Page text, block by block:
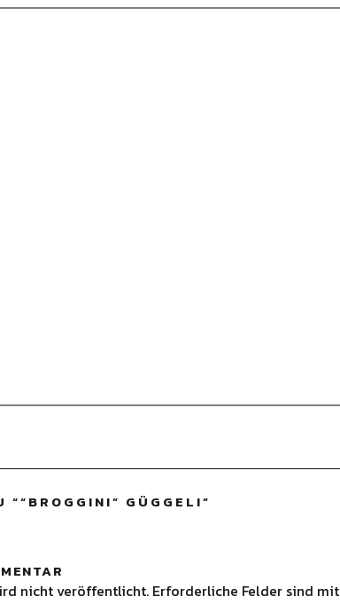
““BROGGINI” GÜGGELI”
nicht veröffentlicht. Erforderliche Felder sind mit